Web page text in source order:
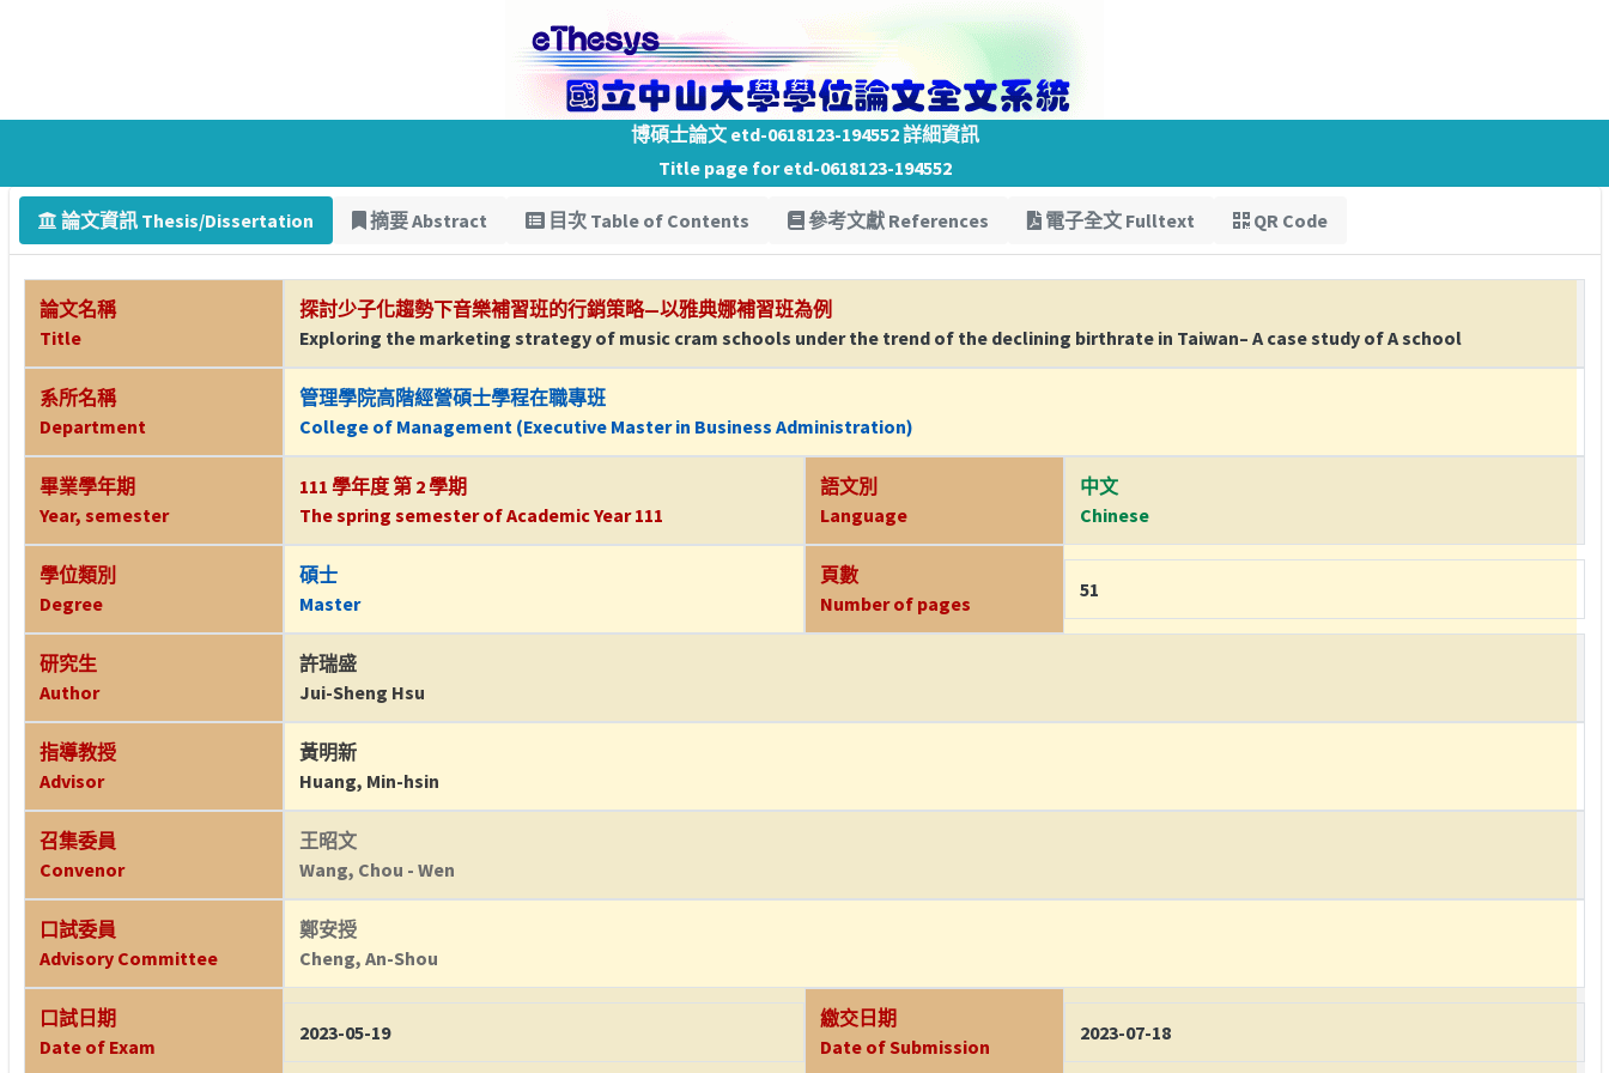
博碩士論文 etd-0618123-194552 詳細資訊
Title page for etd-0618123-194552
論文資訊 Thesis/Dissertation 摘要 Abstract 目次 Table of Contents 參考文獻 References 電子全文 Fulltext QR Code
論文名稱
Title
探討少子化趨勢下音樂補習班的行銷策略—以雅典娜補習班為例
Exploring the marketing strategy of music cram schools under the trend of the declining birthrate in Taiwan– A case study of A school
系所名稱
Department
管理學院高階經營碩士學程在職專班
College of Management (Executive Master in Business Administration)
畢業學年期
Year, semester
111 學年度 第 2 學期
The spring semester of Academic Year 111
語文別
Language
中文
Chinese
學位類別
Degree
碩士
Master
頁數
Number of pages
51
研究生
Author
許瑞盛
Jui-Sheng Hsu
指導教授
Advisor
黃明新
Huang, Min-hsin
召集委員
Convenor
王昭文
Wang, Chou - Wen
口試委員
Advisory Committee
鄭安授
Cheng, An-Shou
口試日期
Date of Exam
2023-05-19
繳交日期
Date of Submission
2023-07-18